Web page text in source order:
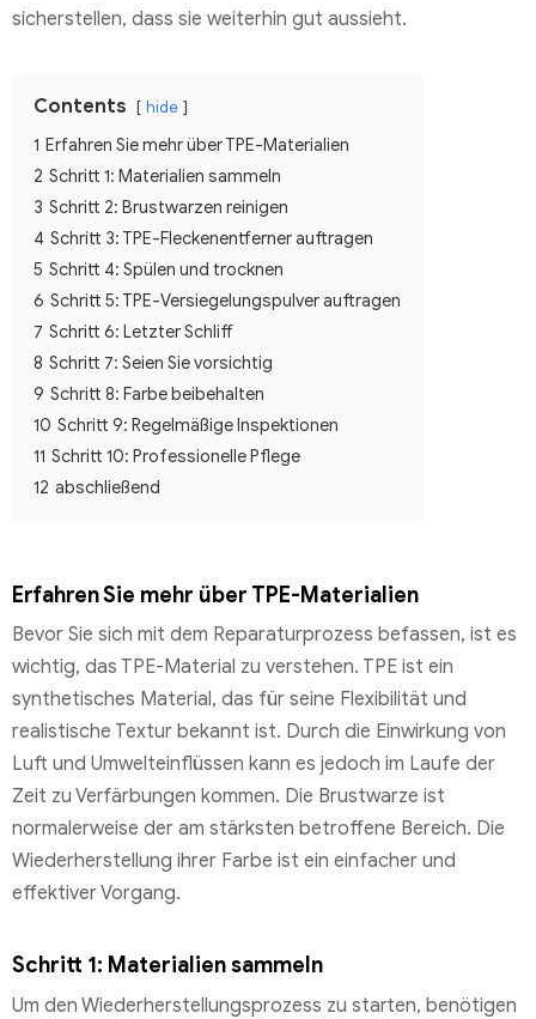
sicherstellen, dass sie weiterhin gut aussieht.
Contents hide
1 Erfahren Sie mehr über TPE-Materialien
2 Schritt 1: Materialien sammeln
3 Schritt 2: Brustwarzen reinigen
4 Schritt 3: TPE-Fleckenentferner auftragen
5 Schritt 4: Spülen und trocknen
6 Schritt 5: TPE-Versiegelungspulver auftragen
7 Schritt 6: Letzter Schliff
8 Schritt 7: Seien Sie vorsichtig
9 Schritt 8: Farbe beibehalten
10 Schritt 9: Regelmäßige Inspektionen
11 Schritt 10: Professionelle Pflege
12 abschließend
Erfahren Sie mehr über TPE-Materialien
Bevor Sie sich mit dem Reparaturprozess befassen, ist es
wichtig, das TPE-Material zu verstehen. TPE ist ein
synthetisches Material, das für seine Flexibilität und
realistische Textur bekannt ist. Durch die Einwirkung von
Luft und Umwelteinflüssen kann es jedoch im Laufe der
Zeit zu Verfärbungen kommen. Die Brustwarze ist
normalerweise der am stärksten betroffene Bereich. Die
Wiederherstellung ihrer Farbe ist ein einfacher und
effektiver Vorgang.
Schritt 1: Materialien sammeln
Um den Wiederherstellungsprozess zu starten, benötigen